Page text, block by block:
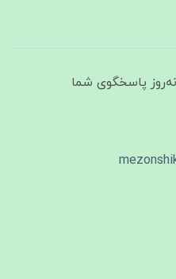
ساعت شبانه‌روز پاسخگوی شما